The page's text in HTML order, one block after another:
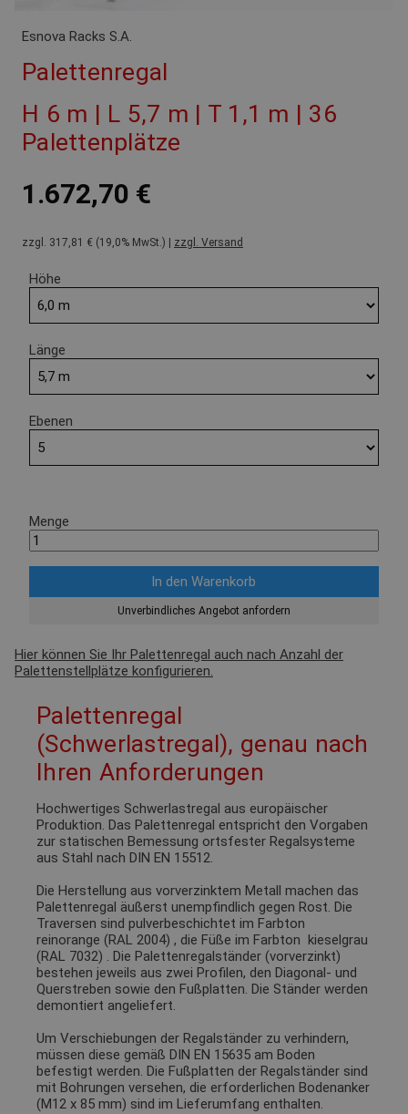
Esnova Racks S.A.
Palettenregal
H 6 m | L 5,7 m | T 1,1 m | 36
Palettenplätze
1.672,70 €
zzgl. 317,81 € (19,0% MwSt.) | zzgl. Versand
Höhe
Länge
Ebenen
Menge
Unverbindliches Angebot anfordern
Hier können Sie Ihr Palettenregal auch nach Anzahl der
Palettenstellplätze konfigurieren.
Palettenregal
(Schwerlastregal), genau nach
Ihren Anforderungen
Hochwertiges Schwerlastregal aus europäischer
Produktion. Das Palettenregal entspricht den Vorgaben
zur statischen Bemessung ortsfester Regalsysteme
aus Stahl nach DIN EN 15512.
Die Herstellung aus vorverzinktem Metall machen das
Palettenregal äußerst unempfindlich gegen Rost. Die
Traversen sind pulverbeschichtet im Farbton
reinorange (RAL 2004) , die Füße im Farbton
kieselgrau
(RAL 7032) . Die Palettenregalständer (vorverzinkt)
bestehen jeweils aus zwei Profilen, den Diagonal- und
Querstreben sowie den Fußplatten. Die Ständer werden
demontiert angeliefert.
Um Verschiebungen der Regalständer zu verhindern,
müssen diese gemäß DIN EN 15635 am Boden
befestigt werden. Die Fußplatten der Regalständer sind
mit Bohrungen versehen, die erforderlichen Bodenanker
(M12 x 85 mm) sind im Lieferumfang enthalten.